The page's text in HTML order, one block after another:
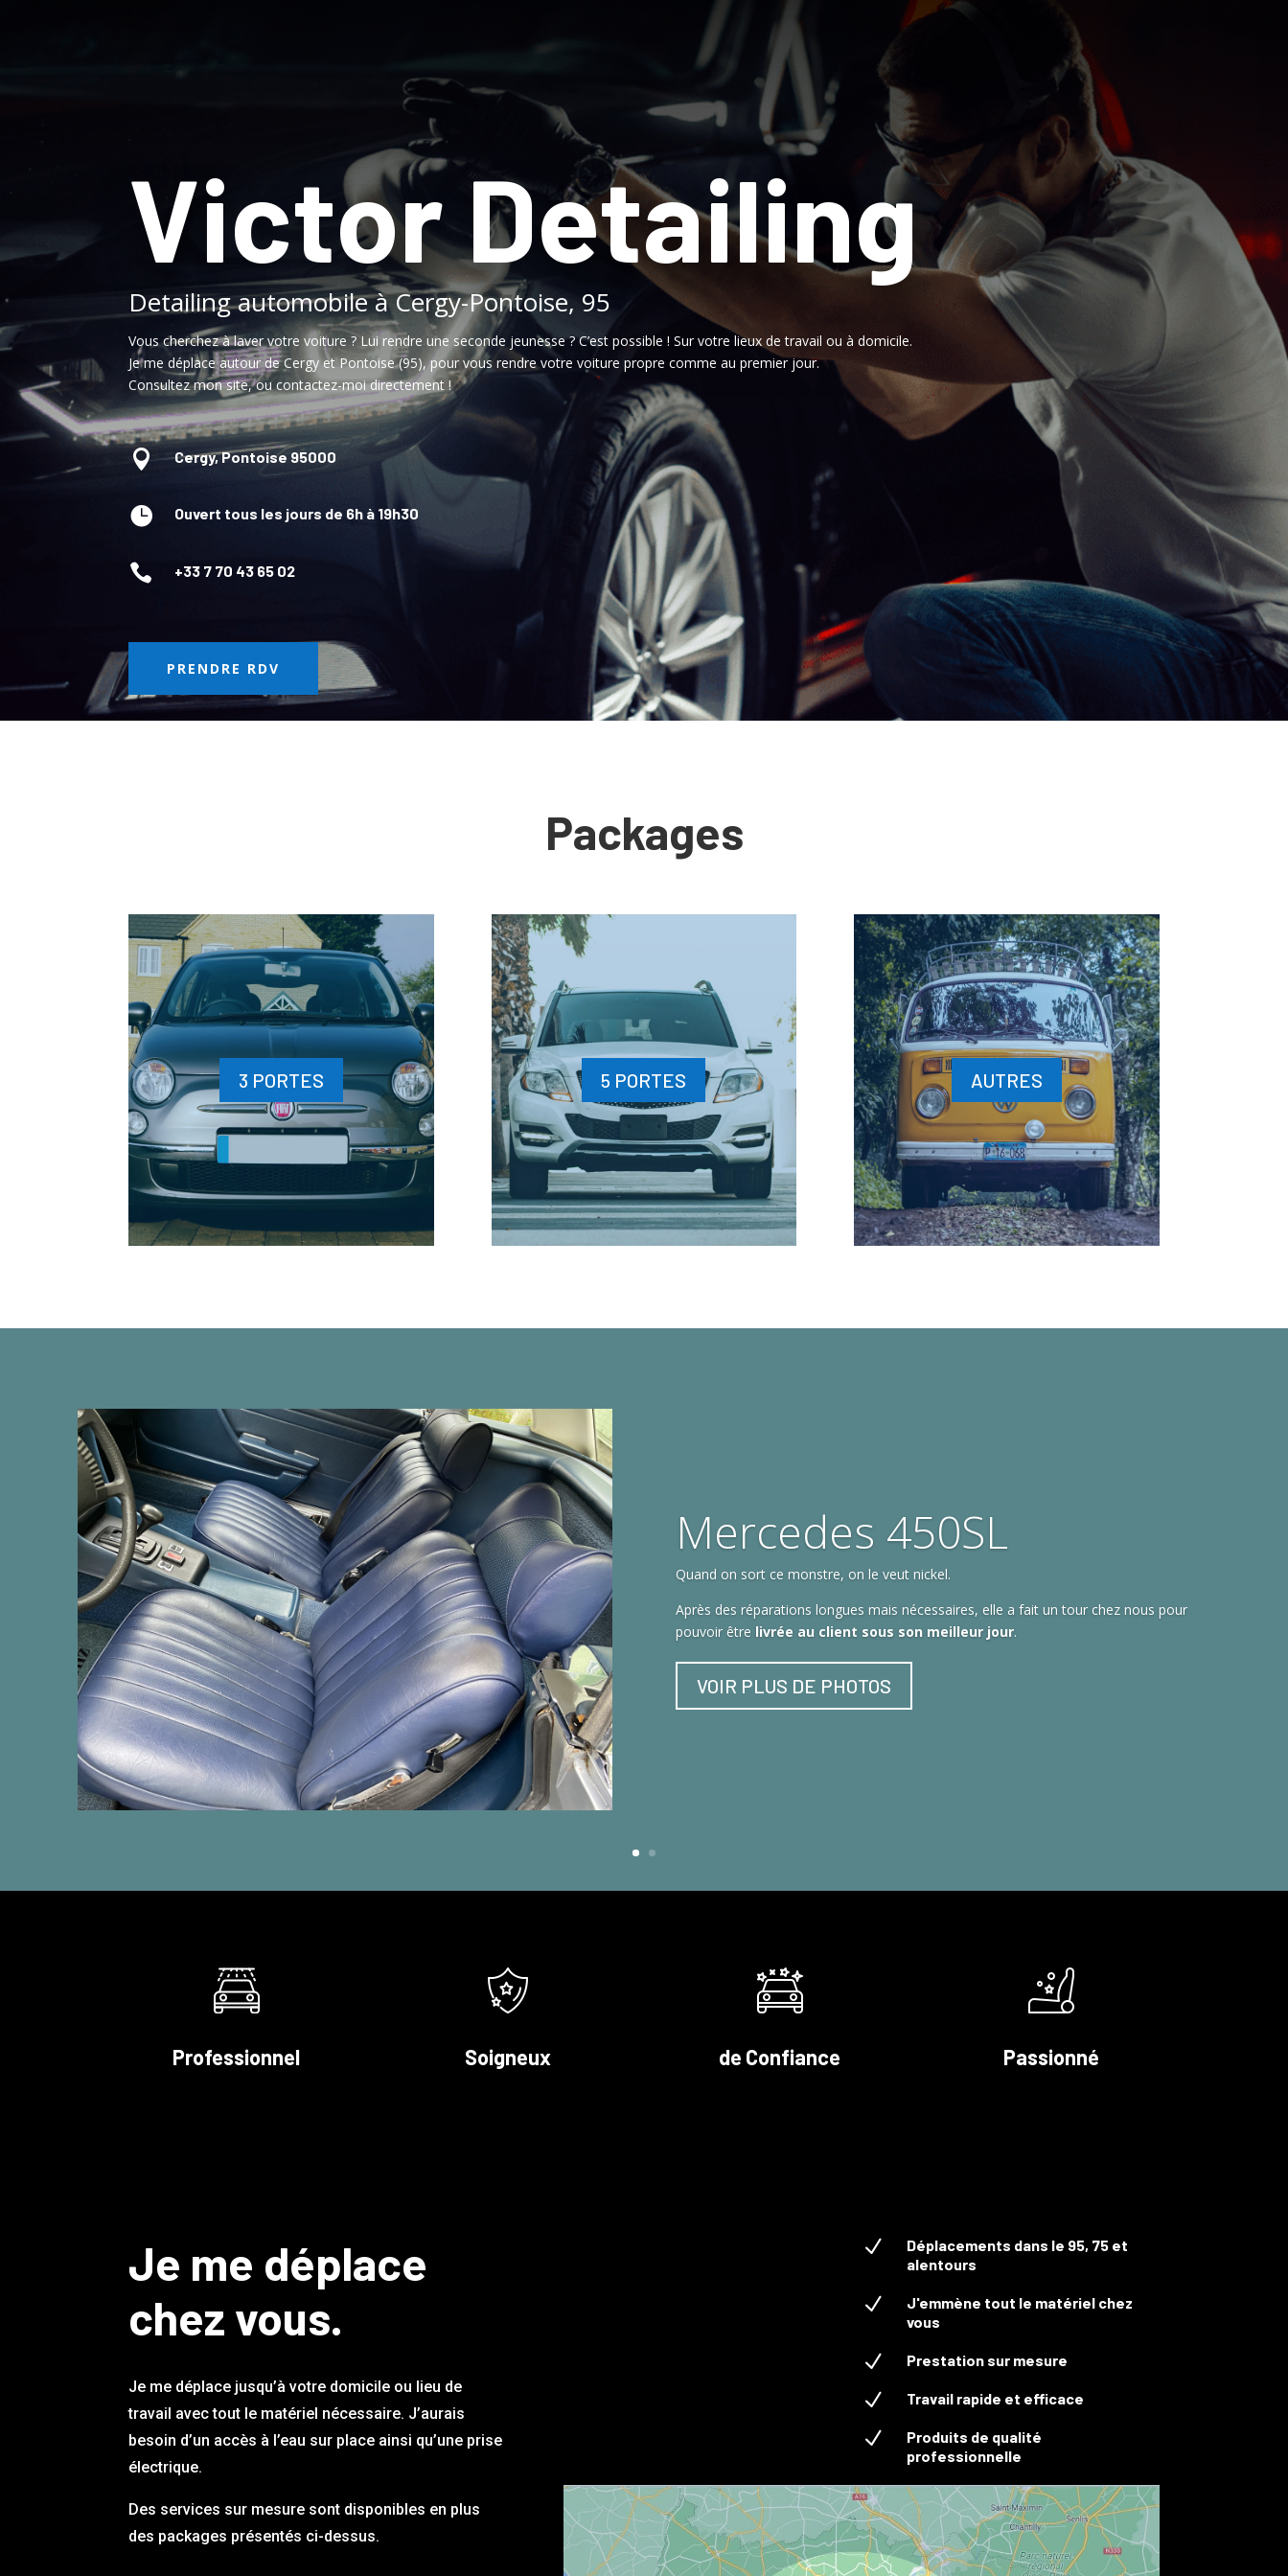
Victor Detailing
Detailing automobile à Cergy-Pontoise, 95
Vous cherchez à laver votre voiture ? Lui rendre une seconde jeunesse ? C’est possible ! Sur votre lieux de travail ou à domicile.
Je me déplace autour de Cergy et Pontoise (95), pour vous rendre votre voiture propre comme au premier jour.
Consultez mon site, ou contactez-moi directement !
 Cergy, Pontoise 95000
 Ouvert tous les jours de 6h à 19h30
 +33 7 70 43 65 02
PRENDRE RDV
Packages
3 PORTES 5 PORTES AUTRES
Mercedes 450SL
Quand on sort ce monstre, on le veut nickel.
Après des réparations longues mais nécessaires, elle a fait un tour chez nous pour
pouvoir être livrée au client sous son meilleur jour.
VOIR PLUS DE PHOTOS
Professionnel Soigneux de Confiance Passionné
Je me déplace
chez vous.
Je me déplace jusqu’à votre domicile ou lieu de
travail avec tout le matériel nécessaire. J’aurais
besoin d’un accès à l’eau sur place ainsi qu’une prise
électrique.
Des services sur mesure sont disponibles en plus
des packages présentés ci-dessus.
N
Déplacements dans le 95, 75 et
alentours
N
J'emmène tout le matériel chez
vous
N Prestation sur mesure
N Travail rapide et efficace
N
Produits de qualité
professionnelle